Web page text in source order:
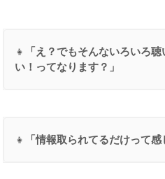
👧
「え？でもそんないろいろ
い！ってなります？」
👧 「情報取られてるだけって